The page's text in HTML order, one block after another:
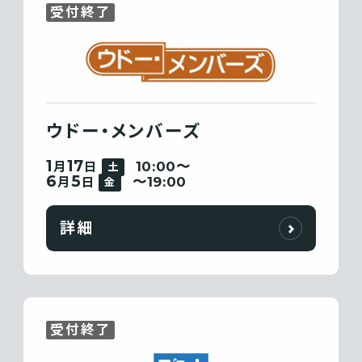
受付終了
ウドー・メンバーズ
1月 17 日 土 10:00〜
6月 5 日 金 〜19:00
詳細
受付終了